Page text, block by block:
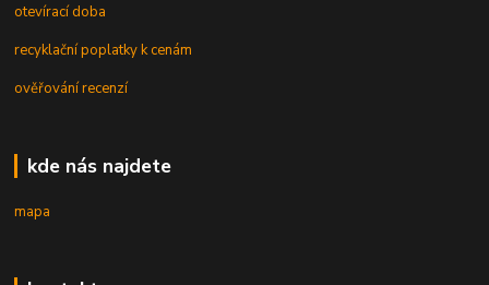
otevírací doba
recyklační poplatky k cenám
ověřování recenzí
kde nás najdete
mapa